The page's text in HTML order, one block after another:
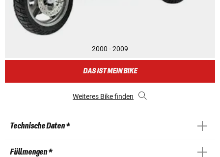
2000 - 2009
DAS IST MEIN BIKE
Weiteres Bike finden
Technische Daten *
Füllmengen *